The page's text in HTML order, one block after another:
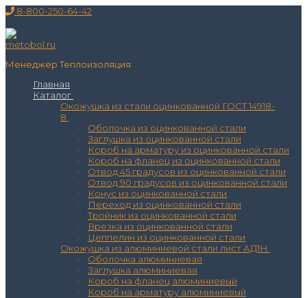
Перейти
содержимому
Меню
Закрыть
8-800-250-64-42
Менеджер Теплоизоляция
Главная
Каталог
Окожушка из стали оцинкованной ГОСТ 14918-
8
Оболочка из оцинкованной стали
Заглушка из оцинкованной стали
Короб на арматуру из оцинкованной стали
Короб на фланец из оцинкованной стали
Отвод 45 градусов из оцинкованной стали
Отвод 90 градусов из оцинкованной стали
Конус из оцинкованной стали
Переход из оцинкованной стали
Тройник из оцинкованной стали
Врезка из оцинкованной стали
Цеппелин из оцинкованной стали
Окожушка из алюминиевой стали лист АД1Н
Оболочка алюминиевая
Заглушка алюминиевая
Короб на фланец алюминиевый
Короб на арматуру алюминиевый